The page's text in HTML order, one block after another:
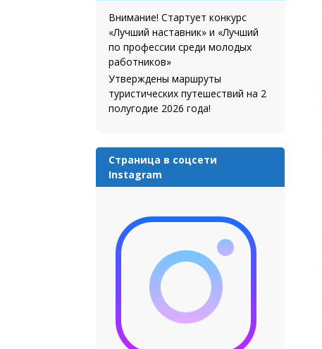
Внимание! Стартует конкурс
«Лучший наставник» и «Лучший
по профессии среди молодых
работников»
Утверждены маршруты
туристических путешествий на 2
полугодие 2026 года!
Страница в соцсети
Instagram